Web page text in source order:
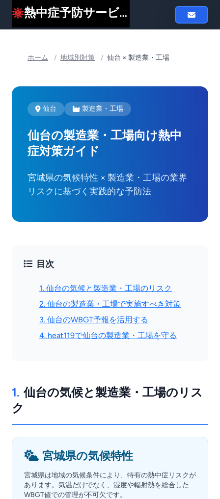
熱中症予防サービスheat119
ホーム / 地域別対策 / 仙台 × 製造業・工場
仙台 製造業・工場
仙台の製造業・工場向け熱中
症対策ガイド
宮城県の気候特性 × 製造業・工場の業界
リスクに基づく実践的な予防法
目次
1. 仙台の気候と製造業・工場のリスク
2. 仙台の製造業・工場で実施すべき対策
3. 仙台のWBGT予報を活用する
4. heat119で仙台の製造業・工場を守る
1. 仙台の気候と製造業・工場のリス
ク
宮城県の気候特性
宮城県は地域の気候条件により、特有の熱中症リスクが
あります。気温だけでなく、湿度や輻射熱を総合した
WBGT値での管理が不可欠です。